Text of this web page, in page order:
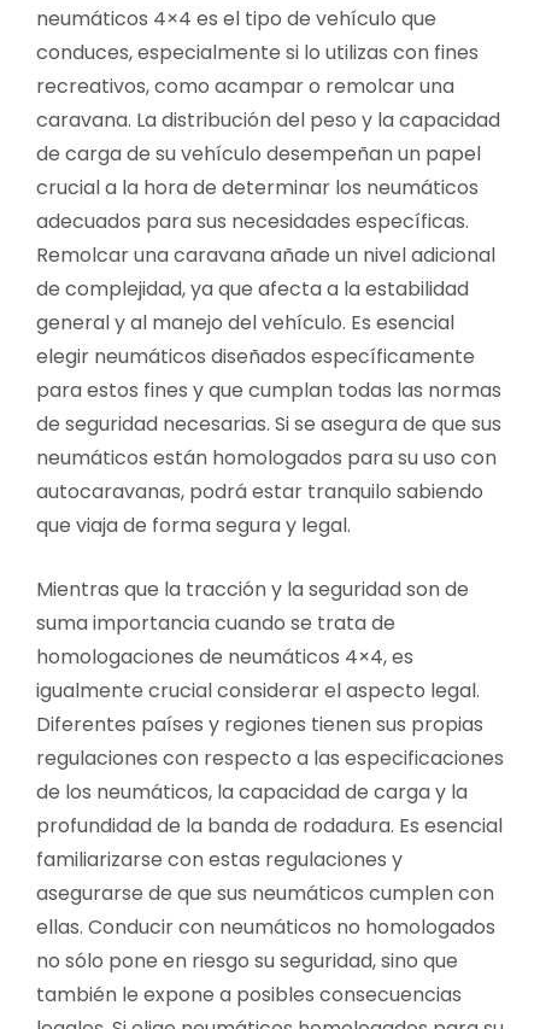
neumáticos 4×4 es el tipo de vehículo que
conduces, especialmente si lo utilizas con fines
recreativos, como acampar o remolcar una
caravana. La distribución del peso y la capacidad
de carga de su vehículo desempeñan un papel
crucial a la hora de determinar los neumáticos
adecuados para sus necesidades específicas.
Remolcar una caravana añade un nivel adicional
de complejidad, ya que afecta a la estabilidad
general y al manejo del vehículo. Es esencial
elegir neumáticos diseñados específicamente
para estos fines y que cumplan todas las normas
de seguridad necesarias. Si se asegura de que sus
neumáticos están homologados para su uso con
autocaravanas, podrá estar tranquilo sabiendo
que viaja de forma segura y legal.
Mientras que la tracción y la seguridad son de
suma importancia cuando se trata de
homologaciones de neumáticos 4×4, es
igualmente crucial considerar el aspecto legal.
Diferentes países y regiones tienen sus propias
regulaciones con respecto a las especificaciones
de los neumáticos, la capacidad de carga y la
profundidad de la banda de rodadura. Es esencial
familiarizarse con estas regulaciones y
asegurarse de que sus neumáticos cumplen con
ellas. Conducir con neumáticos no homologados
no sólo pone en riesgo su seguridad, sino que
también le expone a posibles consecuencias